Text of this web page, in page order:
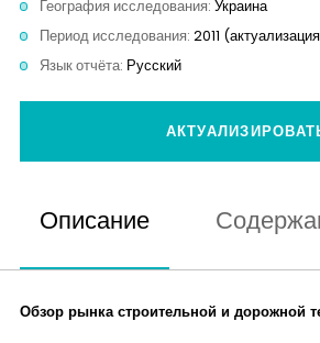
География исследования: Украина
Период исследования: 2011
Язык отчёта: Русский
Описание
Обзор рынка строительной и дорожной